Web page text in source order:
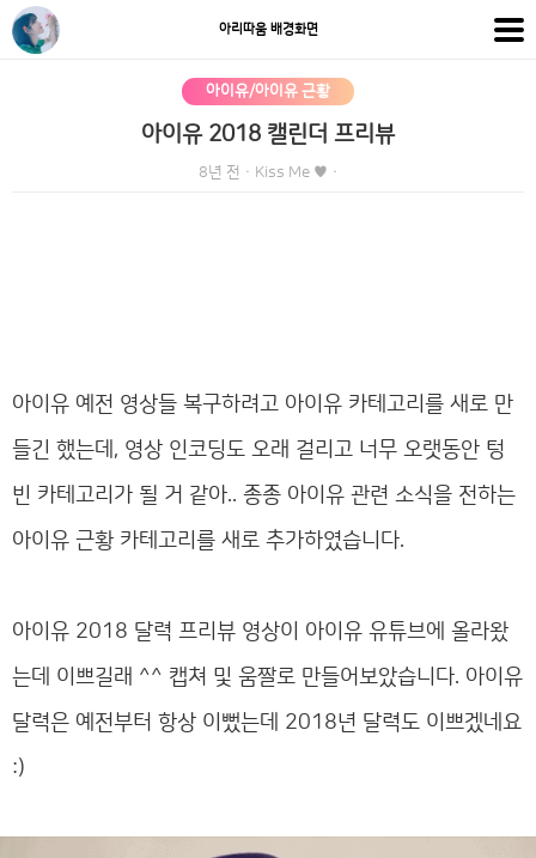
아리따움 배경화면
아이유/아이유 근황
아이유 2018 캘린더 프리뷰
8년 전 · Kiss Me ♥ ·
아이유 예전 영상들 복구하려고 아이유 카테고리를 새로 만
들긴 했는데, 영상 인코딩도 오래 걸리고 너무 오랫동안 텅
빈 카테고리가 될 거 같아.. 종종 아이유 관련 소식을 전하는
아이유 근황 카테고리를 새로 추가하였습니다.
아이유 2018 달력 프리뷰 영상이 아이유 유튜브에 올라왔
는데 이쁘길래 ^^ 캡쳐 및 움짤로 만들어보았습니다. 아이유
달력은 예전부터 항상 이뻤는데 2018년 달력도 이쁘겠네요
:)